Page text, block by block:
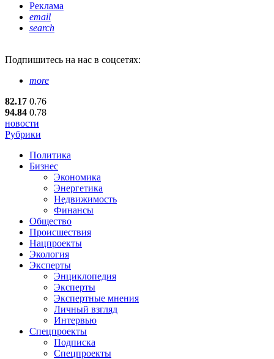
Реклама
email
search
Подпишитесь на нас в соцсетях:
more
82.17 0.76
94.84 0.78
новости
Рубрики
Политика
Бизнес
Экономика
Энергетика
Недвижимость
Финансы
Общество
Происшествия
Нацпроекты
Экология
Эксперты
Энциклопедия
Эксперты
Экспертные мнения
Личный взгляд
Интервью
Спецпроекты
Подписка
Спецпроекты